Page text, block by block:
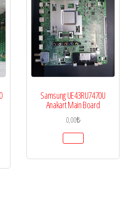
Samsung UE43RU7470U
Anakart Main Board
0,00₺